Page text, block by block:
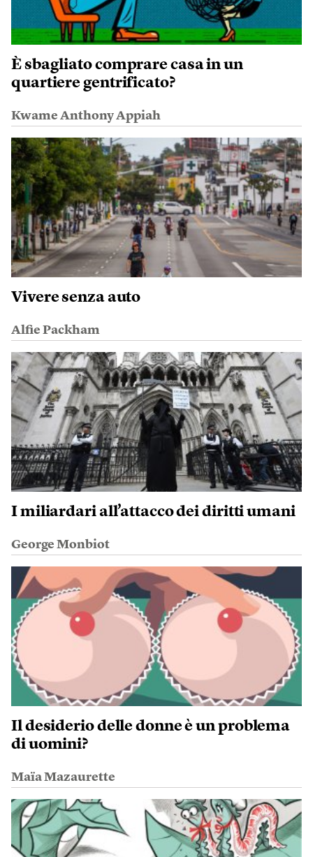
È sbagliato comprare casa in un
quartiere gentrificato?
Kwame Anthony Appiah
Vivere senza auto
Alfie Packham
I miliardari all’attacco dei diritti umani
George Monbiot
Il desiderio delle donne è un problema
di uomini?
Maïa Mazaurette